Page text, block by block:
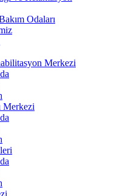
Odaları
Merkezi
Merkezi